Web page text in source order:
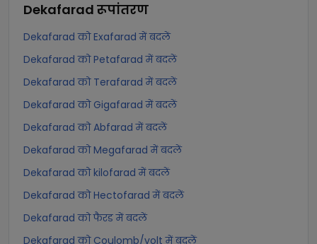
Dekafarad रूपांतरण
Dekafarad को Exafarad में बदलें
Dekafarad को Petafarad में बदलें
Dekafarad को Terafarad में बदलें
Dekafarad को Gigafarad में बदलें
Dekafarad को Abfarad में बदलें
Dekafarad को Megafarad में बदलें
Dekafarad को kilofarad में बदलें
Dekafarad को Hectofarad में बदलें
Dekafarad को फैरड में बदलें
Dekafarad को Coulomb/volt में बदलें